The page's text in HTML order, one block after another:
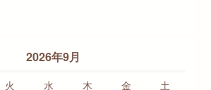
2026年9月
火 水 木 金
土